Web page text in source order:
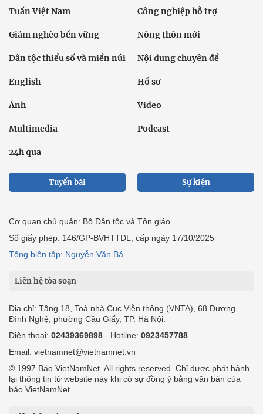
Tuần Việt Nam Công nghiệp hỗ trợ
Giảm nghèo bền vững Nông thôn mới
Dân tộc thiểu số và miền núi Nội dung chuyên đề
English Hồ sơ
Ảnh Video
Multimedia Podcast
24h qua
Tuyến bài Sự kiện
Cơ quan chủ quản: Bộ Dân tộc và Tôn giáo
Số giấy phép: 146/GP-BVHTTDL, cấp ngày 17/10/2025
Tổng biên tập: Nguyễn Văn Bá
Liên hệ tòa soạn
Địa chỉ: Tầng 18, Toà nhà Cục Viễn thông (VNTA), 68 Dương
Đình Nghệ, phường Cầu Giấy, TP. Hà Nội.
Điện thoại: 02439369898 - Hotline: 0923457788
Email: vietnamnet@vietnamnet.vn
© 1997 Báo VietNamNet. All rights reserved. Chỉ được phát hành
lại thông tin từ website này khi có sự đồng ý bằng văn bản của
báo VietNamNet.